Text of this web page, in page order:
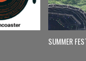
SUMMER